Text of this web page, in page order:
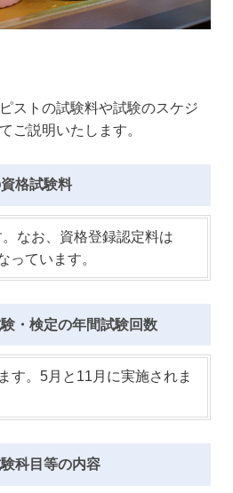
ストの試験料や試験のスケジ
ご説明いたします。
格試験料
なお、資格登録認定料は
っています。
・検定の年間試験回数
す。5月と11月に実施されま
科目等の内容